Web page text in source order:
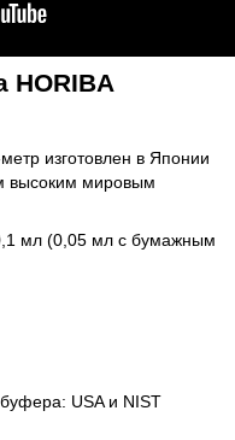
HORIBA
изготовлен в Японии
высоким мировым
мл (0,05 мл с бумажным
USA и NIST